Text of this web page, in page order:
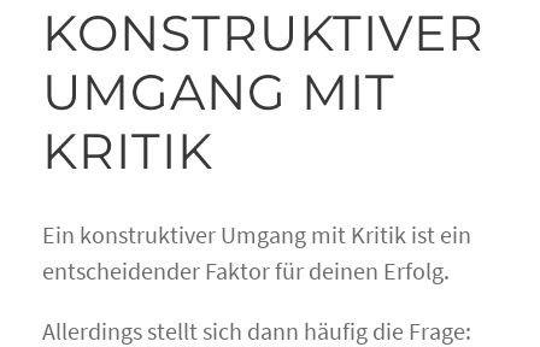
KONSTRUKTIVER
UMGANG MIT
KRITIK
Ein konstruktiver Umgang mit Kritik ist ein
entscheidender Faktor für deinen Erfolg.
Allerdings stellt sich dann häufig die Frage: